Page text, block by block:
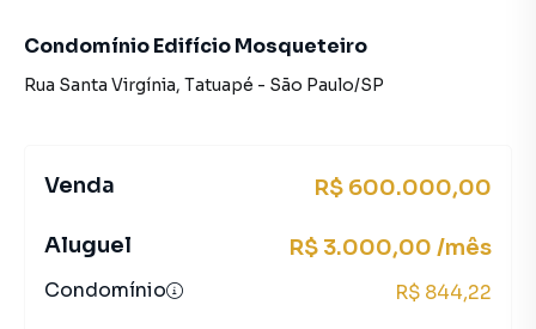
Condomínio Edifício Mosqueteiro
Rua Santa Virgínia, Tatuapé - São Paulo/SP
Venda R$ 600.000,00
Aluguel R$ 3.000,00 /mês
Condomínio R$ 844,22